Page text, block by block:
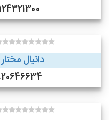
09124321300
دانیال مختار
09920646634